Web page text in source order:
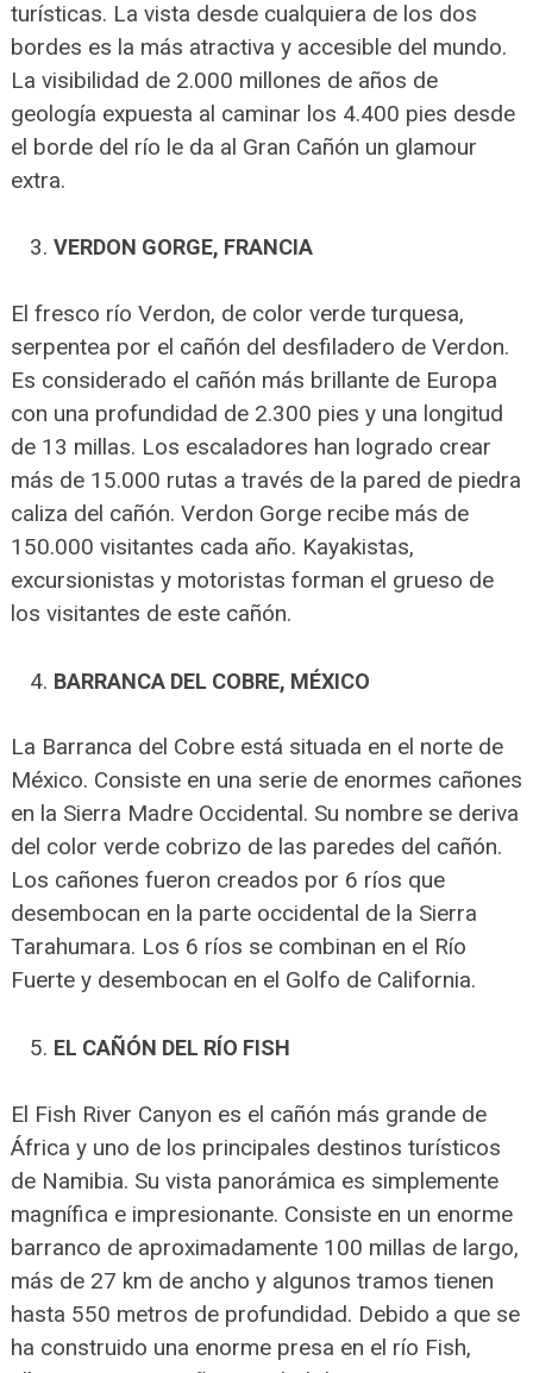
turísticas. La vista desde cualquiera de los dos
bordes es la más atractiva y accesible del mundo.
La visibilidad de 2.000 millones de años de
geología expuesta al caminar los 4.400 pies desde
el borde del río le da al Gran Cañón un glamour
extra.
VERDON GORGE, FRANCIA
El fresco río Verdon, de color verde turquesa,
serpentea por el cañón del desfiladero de Verdon.
Es considerado el cañón más brillante de Europa
con una profundidad de 2.300 pies y una longitud
de 13 millas. Los escaladores han logrado crear
más de 15.000 rutas a través de la pared de piedra
caliza del cañón. Verdon Gorge recibe más de
150.000 visitantes cada año. Kayakistas,
excursionistas y motoristas forman el grueso de
los visitantes de este cañón.
BARRANCA DEL COBRE, MÉXICO
La Barranca del Cobre está situada en el norte de
México. Consiste en una serie de enormes cañones
en la Sierra Madre Occidental. Su nombre se deriva
del color verde cobrizo de las paredes del cañón.
Los cañones fueron creados por 6 ríos que
desembocan en la parte occidental de la Sierra
Tarahumara. Los 6 ríos se combinan en el Río
Fuerte y desembocan en el Golfo de California.
EL CAÑÓN DEL RÍO FISH
El Fish River Canyon es el cañón más grande de
África y uno de los principales destinos turísticos
de Namibia. Su vista panorámica es simplemente
magnífica e impresionante. Consiste en un enorme
barranco de aproximadamente 100 millas de largo,
más de 27 km de ancho y algunos tramos tienen
hasta 550 metros de profundidad. Debido a que se
ha construido una enorme presa en el río Fish,